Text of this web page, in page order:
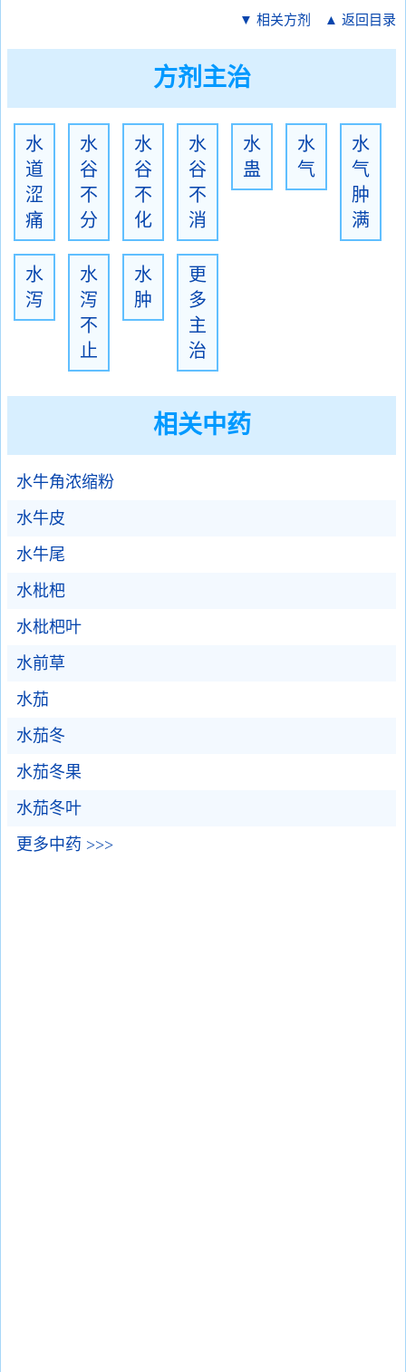
▼ 相关方剂 ▲ 返回目录
方剂主治
水
道
涩
痛
水
谷
不
分
水
谷
不
化
水
谷
不
消
水
蛊
水
气
水
气
肿
满
水
泻
水
泻
不
止
水
肿
更
多
主
治
相关中药
水牛角浓缩粉
水牛皮
水牛尾
水枇杷
水枇杷叶
水前草
水茄
水茄冬
水茄冬果
水茄冬叶
更多中药 >>>